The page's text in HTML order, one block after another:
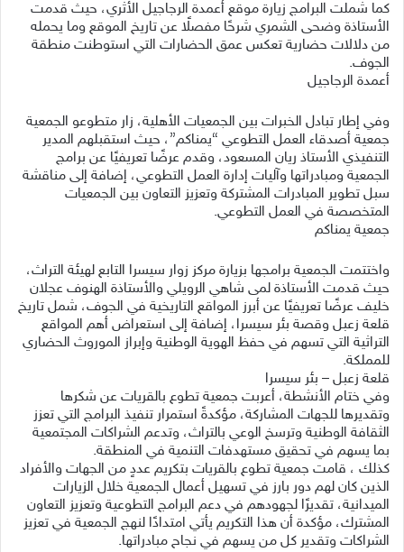
كما شملت البرامج زيارة موقع أعمدة الرجاجيل الأثري، حيث قدمت
الأستاذة وضحى الشمري شرحًا مفصلًا عن تاريخ الموقع وما يحمله
من دلالات حضارية تعكس عمق الحضارات التي استوطنت منطقة
الجوف.
أعمدة الرجاجيل
وفي إطار تبادل الخبرات بين الجمعيات الأهلية، زار متطوعو الجمعية
جمعية أصدقاء العمل التطوعي “يمناكم”، حيث استقبلهم المدير
التنفيذي الأستاذ ريان المسعود، وقدم عرضًا تعريفيًا عن برامج
الجمعية ومبادراتها وآليات إدارة العمل التطوعي، إضافة إلى مناقشة
سبل تطوير المبادرات المشتركة وتعزيز التعاون بين الجمعيات
المتخصصة في العمل التطوعي.
جمعية يمناكم
واختتمت الجمعية برامجها بزيارة مركز زوار سيسرا التابع لهيئة التراث،
حيث قدمت الأستاذة لمى شاهي الرويلي والأستاذة الهنوف عجلان
خليف عرضًا تعريفيًا عن أبرز المواقع التاريخية في الجوف، شمل تاريخ
قلعة زعبل وقصة بئر سيسرا، إضافة إلى استعراض أهم المواقع
التراثية التي تسهم في حفظ الهوية الوطنية وإبراز الموروث الحضاري
للمملكة.
قلعة زعبل – بئر سيسرا
وفي ختام الأنشطة، أعربت جمعية تطوع بالقريات عن شكرها
وتقديرها للجهات المشاركة، مؤكدةً استمرار تنفيذ البرامج التي تعزز
الثقافة الوطنية وترسخ الوعي بالتراث، وتدعم الشراكات المجتمعية
بما يسهم في تحقيق مستهدفات التنمية في المنطقة.
كذلك ، قامت جمعية تطوع بالقريات بتكريم عددٍ من الجهات والأفراد
الذين كان لهم دور بارز في تسهيل أعمال الجمعية خلال الزيارات
الميدانية، تقديرًا لجهودهم في دعم البرامج التطوعية وتعزيز التعاون
المشترك، مؤكدة أن هذا التكريم يأتي امتدادًا لنهج الجمعية في تعزيز
الشراكات وتقدير كل من يسهم في نجاح مبادراتها.